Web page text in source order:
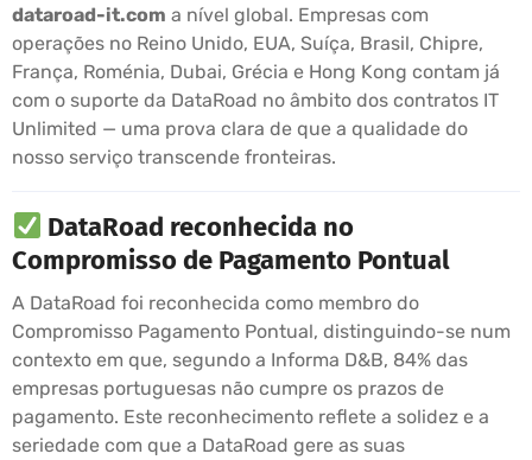
dataroad-it.com a nível global. Empresas com
operações no Reino Unido, EUA, Suíça, Brasil, Chipre,
França, Roménia, Dubai, Grécia e Hong Kong contam já
com o suporte da DataRoad no âmbito dos contratos IT
Unlimited — uma prova clara de que a qualidade do
nosso serviço transcende fronteiras.
DataRoad reconhecida no
Compromisso de Pagamento Pontual
A DataRoad foi reconhecida como membro do
Compromisso Pagamento Pontual, distinguindo-se num
contexto em que, segundo a Informa D&B, 84% das
empresas portuguesas não cumpre os prazos de
pagamento. Este reconhecimento reflete a solidez e a
seriedade com que a DataRoad gere as suas